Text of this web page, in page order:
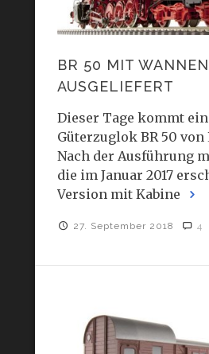
BR 50 MIT
AUSGELIEFERT
Dieser Tage kommt
Güterzuglok BR 50 von
Nach der Ausführung
die im Januar 2017
Version mit Kabine
27. September 2018 4